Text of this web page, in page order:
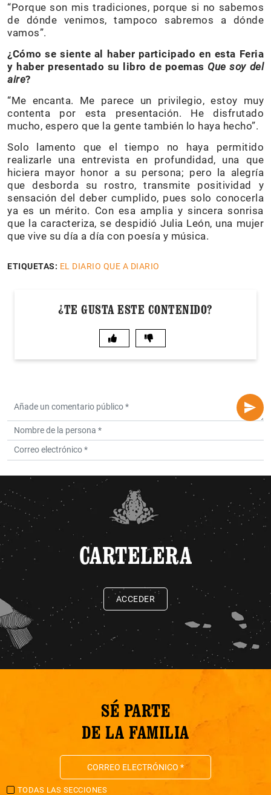
“Porque son mis tradiciones, porque si no sabemos
de dónde venimos, tampoco sabremos a dónde
vamos”.
¿Cómo se siente al haber participado en esta Feria
y haber presentado su libro de poemas Que soy del
aire?
“Me encanta. Me parece un privilegio, estoy muy
contenta por esta presentación. He disfrutado
mucho, espero que la gente también lo haya hecho”.
Solo lamento que el tiempo no haya permitido
realizarle una entrevista en profundidad, una que
hiciera mayor honor a su persona; pero la alegría
que desborda su rostro, transmite positividad y
sensación del deber cumplido, pues solo conocerla
ya es un mérito. Con esa amplia y sincera sonrisa
que la caracteriza, se despidió Julia León, una mujer
que vive su día a día con poesía y música.
ETIQUETAS: EL DIARIO QUE A DIARIO
¿TE GUSTA ESTE CONTENIDO?
CARTELERA
ACCEDER
SÉ PARTE
DE LA FAMILIA
TODAS LAS SECCIONES